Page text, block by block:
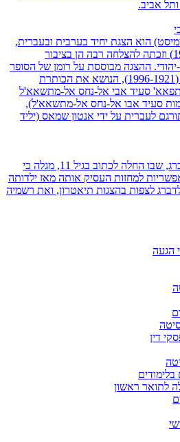
אביב.
הוא הצגת יחיד בערבית ובעברית,
שהעלה מוחמד בכרי (יליד 1953) וזכתה להצלחה רבה הן בציבור
יהודי. ההצגה מבוססת על רומן של הסופר
הפלסטיני-ישראלי אמיל חביבי (1996-1921), הנושא את הכותרת
סעיד אבי אל-נחס אל-מתשאא'ל
סעיד אבו אל-נחס אל-מתשאא'ל),
אור בערבית ב-1974 ותורגם לעברית על ידי אנטון שמאס (יליד
יומנה של המשוררת לאה גולדברג, שבו החלה לכתוב בגיל 11, מגלה כי
למחזות העסיק אותה מאז ילדותה
לצפות בהצגות תיאטרון, ואת רשמיה
הגעה
דין
בלימודים
לתואר ראשון